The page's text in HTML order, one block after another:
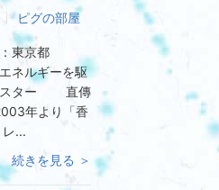
ピグの部屋
東京都
ネルギーを駆
スター 直傳
年より「香
...
続きを見る ＞